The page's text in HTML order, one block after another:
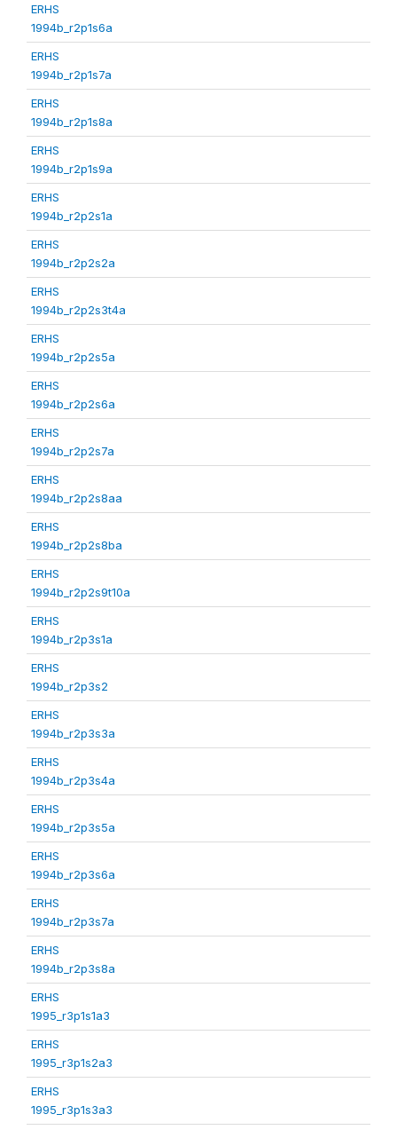
ERHS
1994b_r2p1s6a
ERHS
1994b_r2p1s7a
ERHS
1994b_r2p1s8a
ERHS
1994b_r2p1s9a
ERHS
1994b_r2p2s1a
ERHS
1994b_r2p2s2a
ERHS
1994b_r2p2s3t4a
ERHS
1994b_r2p2s5a
ERHS
1994b_r2p2s6a
ERHS
1994b_r2p2s7a
ERHS
1994b_r2p2s8aa
ERHS
1994b_r2p2s8ba
ERHS
1994b_r2p2s9t10a
ERHS
1994b_r2p3s1a
ERHS
1994b_r2p3s2
ERHS
1994b_r2p3s3a
ERHS
1994b_r2p3s4a
ERHS
1994b_r2p3s5a
ERHS
1994b_r2p3s6a
ERHS
1994b_r2p3s7a
ERHS
1994b_r2p3s8a
ERHS
1995_r3p1s1a3
ERHS
1995_r3p1s2a3
ERHS
1995_r3p1s3a3